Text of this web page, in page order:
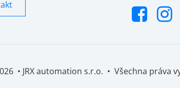
• JRX automation s.r.o. • Všechna práva